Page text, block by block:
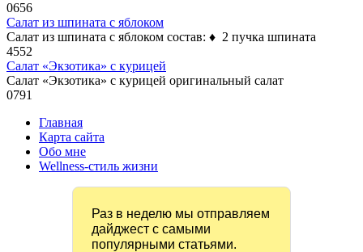
0656
Салат из шпината с яблоком
Салат из шпината с яблоком состав: ♦ 2 пучка шпината
4552
Салат «Экзотика» с курицей
Салат «Экзотика» с курицей оригинальный салат
0791
Главная
Карта сайта
Обо мне
Wellness-стиль жизни
Раз в неделю мы отправляем
дайджест с самыми
популярными статьями.